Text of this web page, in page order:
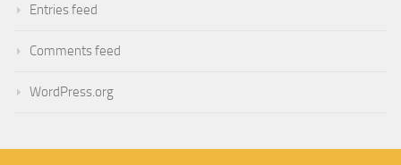
Entries feed
Comments feed
WordPress.org